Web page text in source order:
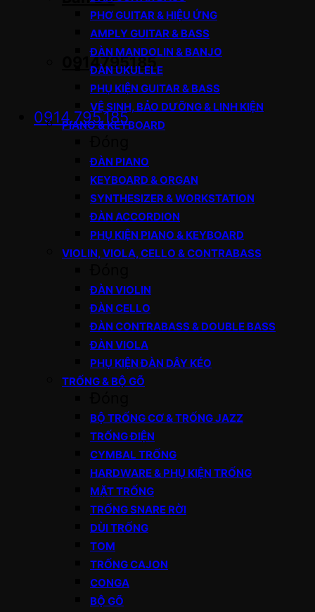
0914795185
0914.795.185
PHƠ GUITAR & HIỆU ỨNG
AMPLY GUITAR & BASS
ĐÀN MANDOLIN & BANJO
ĐÀN UKULELE
PHỤ KIỆN GUITAR & BASS
VỆ SINH, BẢO DƯỠNG & LINH KIỆN
PIANO & KEYBOARD
ĐÀN PIANO
KEYBOARD & ORGAN
SYNTHESIZER & WORKSTATION
ĐÀN ACCORDION
PHỤ KIỆN PIANO & KEYBOARD
VIOLIN, VIOLA, CELLO & CONTRABASS
ĐÀN VIOLIN
ĐÀN CELLO
ĐÀN CONTRABASS & DOUBLE BASS
ĐÀN VIOLA
PHỤ KIỆN ĐÀN DÂY KÉO
TRỐNG & BỘ GÕ
BỘ TRỐNG CƠ & TRỐNG JAZZ
TRỐNG ĐIỆN
CYMBAL TRỐNG
HARDWARE & PHỤ KIỆN TRỐNG
MẶT TRỐNG
TRỐNG SNARE RỜI
DÙI TRỐNG
TOM
TRỐNG CAJON
CONGA
BỘ GÕ